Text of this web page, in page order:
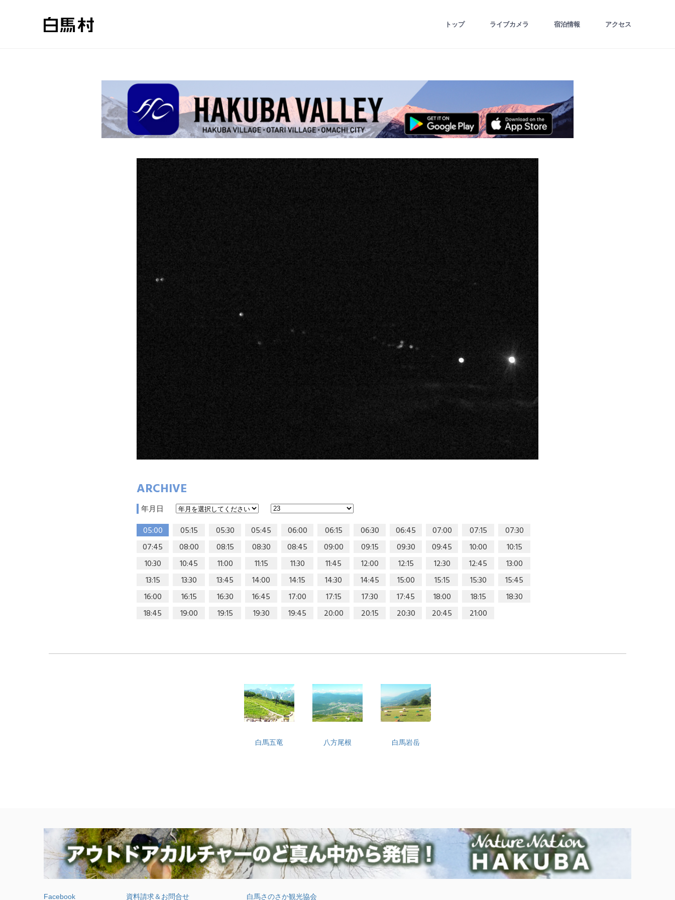
トップ ライブカメラ 宿泊情報 アクセス
ARCHIVE
年月日
05:00 05:15 05:30 05:45 06:00 06:15 06:30 06:45 07:00 07:15
07:30
07:45
08:00 08:15 08:30 08:45 09:00 09:15 09:30 09:45 10:00
10:15
10:30
10:45 11:00 11:15 11:30 11:45 12:00 12:15 12:30 12:45
13:00
13:15
13:30 13:45 14:00 14:15 14:30 14:45 15:00 15:15 15:30
15:45
16:00
16:15 16:30 16:45 17:00 17:15 17:30 17:45 18:00 18:15
18:30
18:45
19:00 19:15 19:30 19:45 20:00 20:15 20:30 20:45 21:00
白馬五竜 八方尾根 白馬岩岳